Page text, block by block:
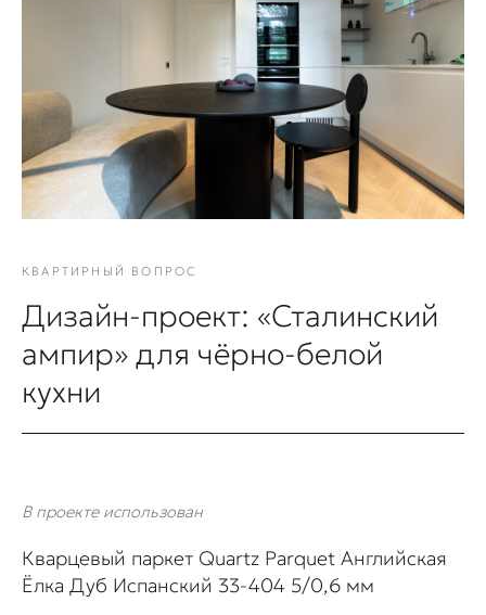
КВАРТИРНЫЙ ВОПРОС
Дизайн-проект: «Сталинский
ампир» для чёрно-белой
кухни
В проекте использован
Кварцевый паркет Quartz Parquet Английская
Ёлка Дуб Испанский 33-404 5/0,6 мм